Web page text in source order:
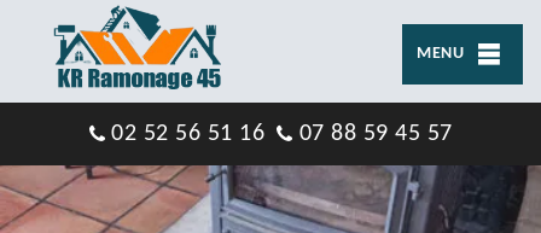
MENU
02 52 56 51 16 07 88 59 45 57